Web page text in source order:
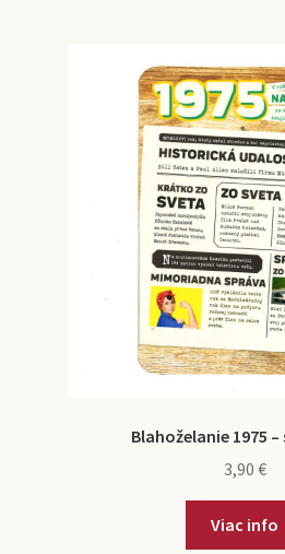
Blahoželanie 1975
3,90 €
Viac info